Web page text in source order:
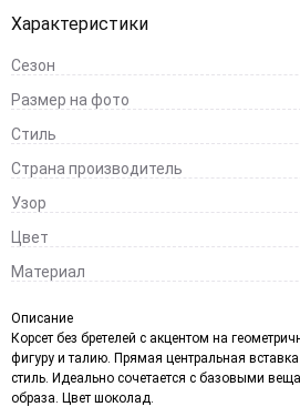
Характеристики
Сезон
Размер на фото
Стиль
Страна производитель
Узор
Цвет
Материал
Описание
Корсет без бретелей с акцентом на
фигуру и талию. Прямая центральная вставка
стиль. Идеально сочетается с базовыми
образа. Цвет шоколад.